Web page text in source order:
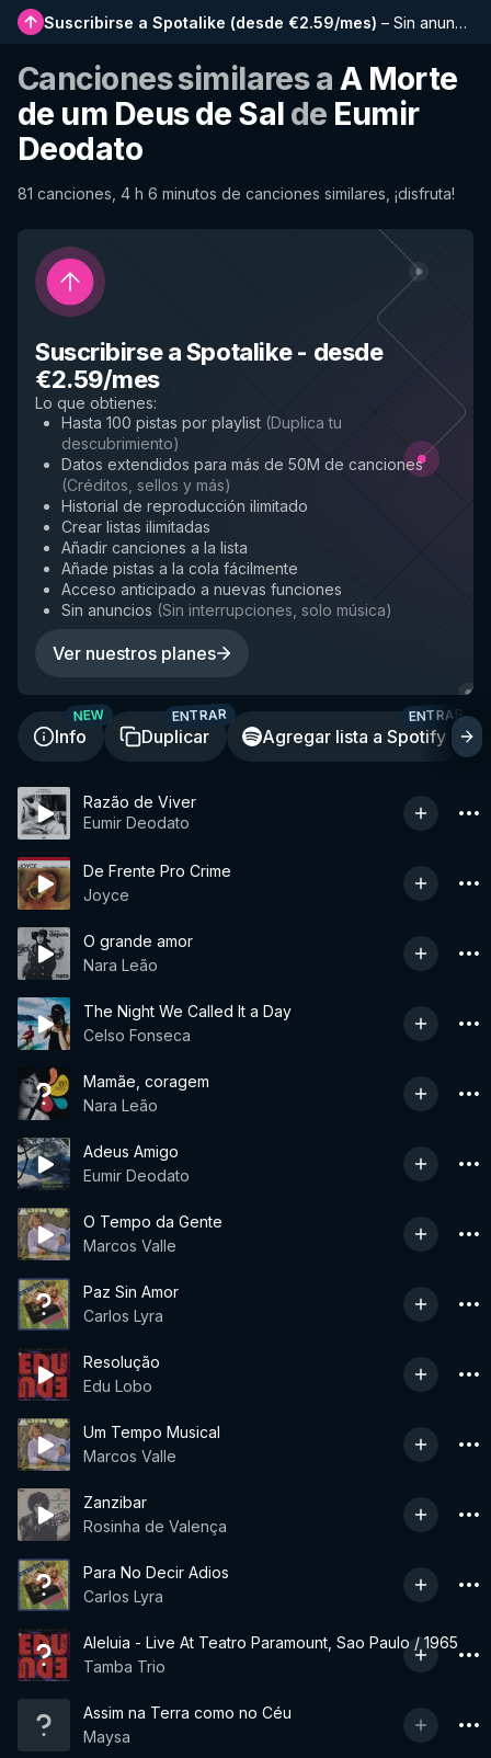
Suscribirse a Spotalike (desde €2.59/mes) – Sin anuncios, listas más largas, historial completo y acceso anticipado a nuevas funciones
Canciones similares a A Morte
de um Deus de Sal de Eumir
Deodato
81 canciones, 4 h 6 minutos de canciones similares, ¡disfruta!
Suscribirse a Spotalike- desde
€2.59/mes
Lo que obtienes:
Hasta 100 pistas por playlist (Duplica tu
descubrimiento)
Datos extendidos para más de 50M de canciones
(Créditos, sellos y más)
Historial de reproducción ilimitado
Crear listas ilimitadas
Añadir canciones a la lista
Añade pistas a la cola fácilmente
Acceso anticipado a nuevas funciones
Sin anuncios (Sin interrupciones, solo música)
Ver nuestros planes
Info
NEW
Duplicar
ENTRAR
Agregar lista a Spotify
ENTRAR
Razão de Viver
Eumir Deodato
De Frente Pro Crime
Joyce
O grande amor
Nara Leão
The Night We Called It a Day
Celso Fonseca
Mamãe, coragem
Nara Leão
Adeus Amigo
Eumir Deodato
O Tempo da Gente
Marcos Valle
Paz Sin Amor
Carlos Lyra
Resolução
Edu Lobo
Um Tempo Musical
Marcos Valle
Zanzibar
Rosinha de Valença
Para No Decir Adios
Carlos Lyra
Aleluia - Live At Teatro Paramount, Sao Paulo / 1965
Tamba Trio
Assim na Terra como no Céu
Maysa